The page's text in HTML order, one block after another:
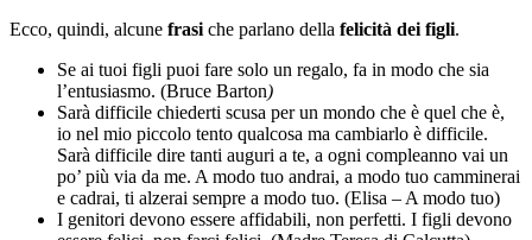
Ecco, quindi, alcune frasi che parlano della felicità dei figli.
Se ai tuoi figli puoi fare solo un regalo, fa in modo che sia
l’entusiasmo. (Bruce Barton)
Sarà difficile chiederti scusa per un mondo che è quel che è,
io nel mio piccolo tento qualcosa ma cambiarlo è difficile.
Sarà difficile dire tanti auguri a te, a ogni compleanno vai un
po’ più via da me. A modo tuo andrai, a modo tuo camminerai
e cadrai, ti alzerai sempre a modo tuo. (Elisa – A modo tuo)
I genitori devono essere affidabili, non perfetti. I figli devono